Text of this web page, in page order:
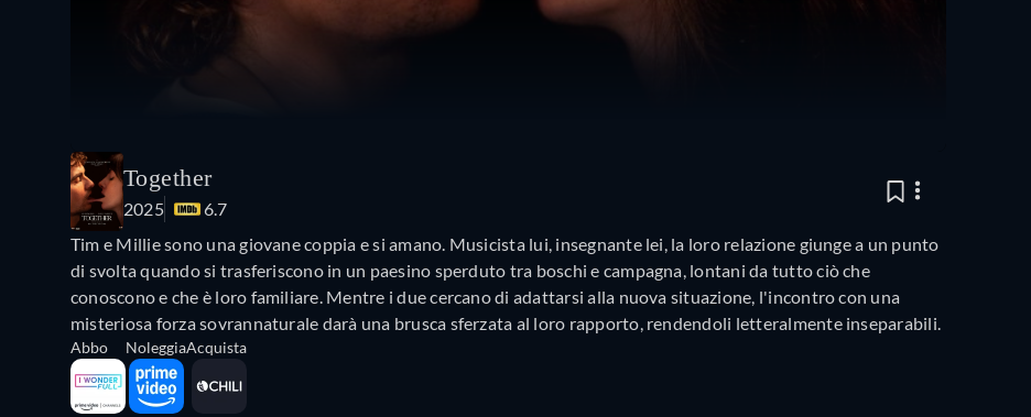
Together
2025
6.7
Tim e Millie sono una giovane coppia e si amano. Musicista lui, insegnante lei, la loro relazione giunge a un punto
di svolta quando si trasferiscono in un paesino sperduto tra boschi e campagna, lontani da tutto ciò che
conoscono e che è loro familiare. Mentre i due cercano di adattarsi alla nuova situazione, l'incontro con una
misteriosa forza sovrannaturale darà una brusca sferzata al loro rapporto, rendendoli letteralmente inseparabili.
Abbo NoleggiaAcquista